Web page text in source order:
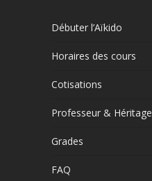
Débuter l’Aïkido
Horaires des cours
Cotisations
Professeur & Héritage
Grades
FAQ